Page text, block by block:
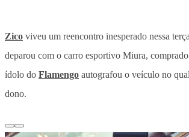
Zico viveu um reencontro inesperado nessa
deparou com o carro esportivo Miura,
ídolo do Flamengo autografou o veículo no
dono.